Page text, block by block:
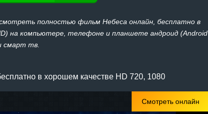
полностью фильм Небеса онлайн, бесплатно в
на компьютере, телефоне и планшете андроид (Android
смарт тв.
в хорошем качестве HD 720, 1080
Смотреть онлайн